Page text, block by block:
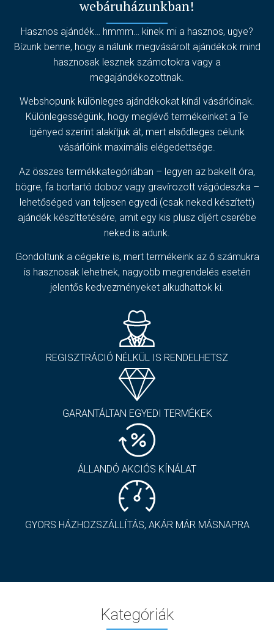
webáruházunkban!
Hasznos ajándék… hmmm… kinek mi a hasznos, ugye?
Bízunk benne, hogy a nálunk megvásárolt ajándékok mind
hasznosak lesznek számotokra vagy a
megajándékozottnak.
Webshopunk különleges ajándékokat kínál vásárlóinak.
Különlegességünk, hogy meglévő termékeinket a Te
igényed szerint alakítjuk át, mert elsődleges célunk
vásárlóink maximális elégedettsége.
Az összes termékkategóriában – legyen az bakelit óra,
bögre, fa bortartó doboz vagy gravírozott vágódeszka –
lehetőséged van teljesen egyedi (csak neked készített)
ajándék készíttetésére, amit egy kis plusz díjért cserébe
neked is adunk.
Gondoltunk a cégekre is, mert termékeink az ő számukra
is hasznosak lehetnek, nagyobb megrendelés esetén
jelentős kedvezményeket alkudhattok ki.
REGISZTRÁCIÓ NÉLKÜL IS RENDELHETSZ
GARANTÁLTAN EGYEDI TERMÉKEK
ÁLLANDÓ AKCIÓS KÍNÁLAT
GYORS HÁZHOZSZÁLLÍTÁS, AKÁR MÁR MÁSNAPRA
Kategóriák